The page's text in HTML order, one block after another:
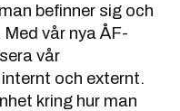
befinner sig och
vår nya ÅF-
vår
och externt.
kring hur man